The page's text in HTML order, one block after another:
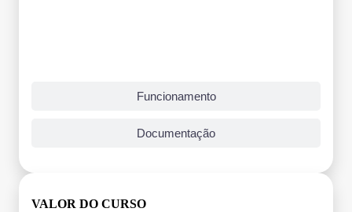
Funcionamento
Documentação
VALOR DO CURSO